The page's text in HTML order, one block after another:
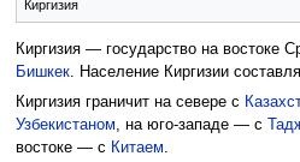
Киргизия
Киргизия — государство на востоке
Бишкек. Население Киргизии
Киргизия граничит на севере с
Узбекистаном, на юго-западе — с
востоке — с Китаем.